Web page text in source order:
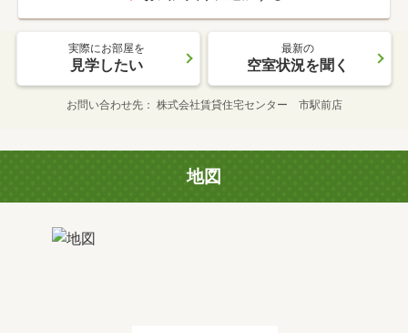
実際にお部屋を
見学したい
最新の
空室状況を聞く
お問い合わせ先 株式会社賃貸住宅センター 市駅前店
地図